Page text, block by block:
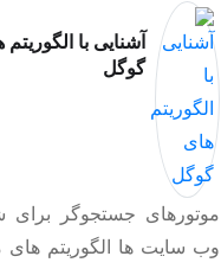
آشنایی با
گوگل
موتورهای جستجوگر
وب سایت ها الگوریتم های